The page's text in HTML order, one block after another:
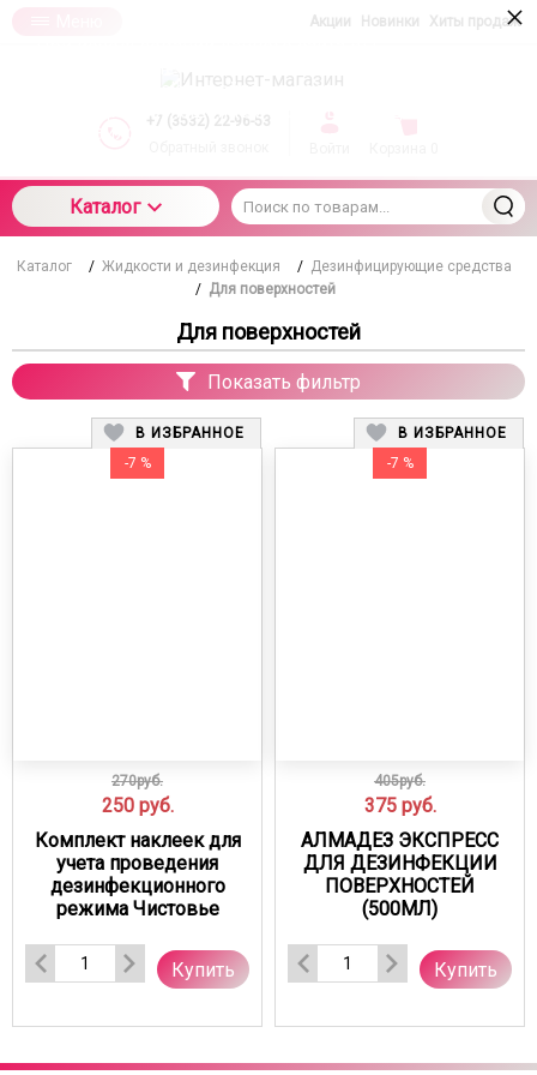
Акции Новинки Хиты продаж
+7 (3532) 22-96-53
Каталог
Каталог / Жидкости и дезинфекция / Дезинфицирующие средства
/ Для поверхностей
Для поверхностей
Показать фильтр
В ИЗБРАННОЕ
-7 %
270руб.
250 руб.
Комплект наклеек для
учета проведения
дезинфекционного
режима Чистовье
Купить
В ИЗБРАННОЕ
-7 %
405руб.
375 руб.
АЛМАДЕЗ ЭКСПРЕСС
ДЛЯ ДЕЗИНФЕКЦИИ
ПОВЕРХНОСТЕЙ
(500МЛ)
Купить
подтверждаете свое согласие на использование
компанией cookie-файлов в соответствии с
настоящим соглашением в отношении данного
×